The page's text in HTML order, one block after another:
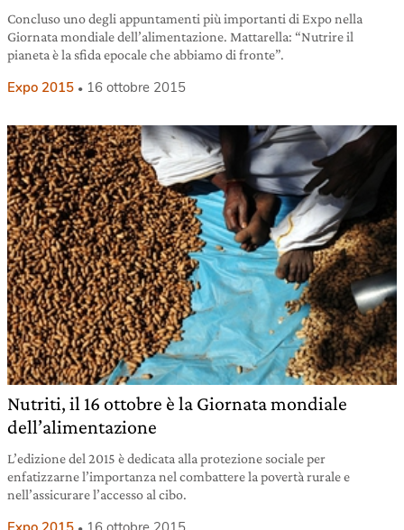
Concluso uno degli appuntamenti più importanti di Expo nella
Giornata mondiale dell’alimentazione. Mattarella: “Nutrire il
pianeta è la sfida epocale che abbiamo di fronte”.
Expo 2015 16 ottobre 2015
Nutriti, il 16 ottobre è la Giornata mondiale
dell’alimentazione
L’edizione del 2015 è dedicata alla protezione sociale per
enfatizzarne l’importanza nel combattere la povertà rurale e
nell’assicurare l’accesso al cibo.